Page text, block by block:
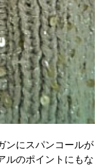
ンにスパンコールが
ルのポイントにもな